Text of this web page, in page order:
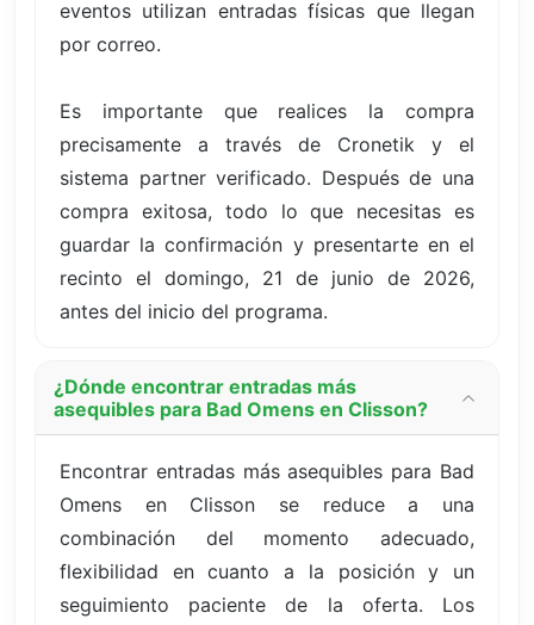
eventos utilizan entradas físicas que llegan
por correo.
Es importante que realices la compra
precisamente a través de Cronetik y el
sistema partner verificado. Después de una
compra exitosa, todo lo que necesitas es
guardar la confirmación y presentarte en el
recinto el domingo, 21 de junio de 2026,
antes del inicio del programa.
¿Dónde encontrar entradas más
asequibles para Bad Omens en Clisson?
Encontrar entradas más asequibles para Bad
Omens en Clisson se reduce a una
combinación del momento adecuado,
flexibilidad en cuanto a la posición y un
seguimiento paciente de la oferta. Los